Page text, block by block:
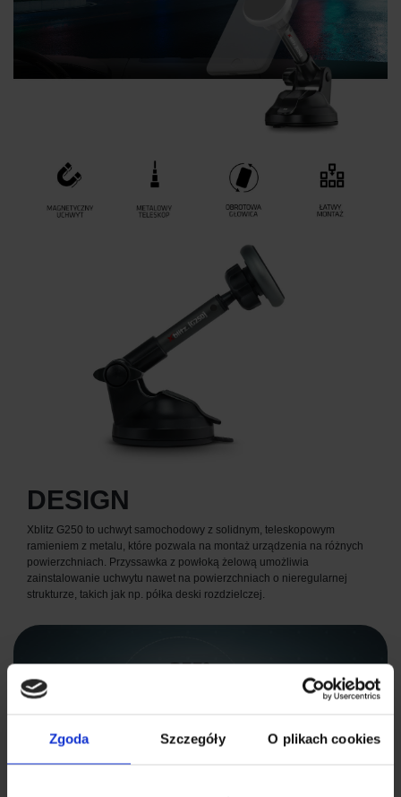
Zgoda Szczegóły O plikach cookies
DESIGN
Xblitz G250 to uchwyt samochodowy z solidnym, teleskopowym
ramieniem z metalu, które pozwala na montaż urządzenia na różnych
powierzchniach. Przyssawka z powłoką żelową umożliwia
zainstalowanie uchwytu nawet na powierzchniach o nieregularnej
strukturze, takich jak np. półka deski rozdzielczej.